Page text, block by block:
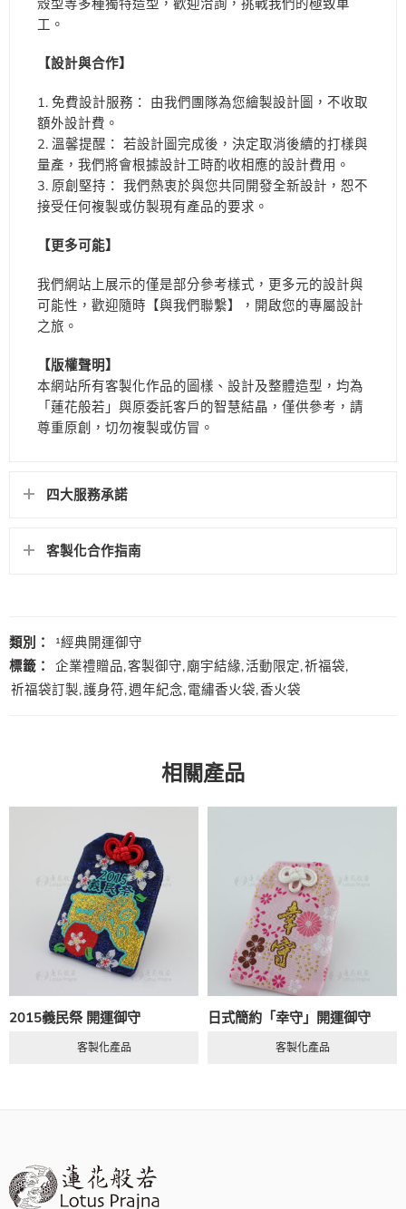
工。
【設計與合作】
免費設計服務： 由我們團隊為您繪製設計圖，不收取
額外設計費。
溫馨提醒： 若設計圖完成後，決定取消後續的打樣與
量產，我們將會根據設計工時酌收相應的設計費用。
原創堅持： 我們熱衷於與您共同開發全新設計，恕不
接受任何複製或仿製現有產品的要求。
【更多可能】
我們網站上展示的僅是部分參考樣式，更多元的設計與
可能性，歡迎隨時【與我們聯繫】，開啟您的專屬設計
之旅。
【版權聲明】
本網站所有客製化作品的圖樣、設計及整體造型，均為
「蓮花般若」與原委託客戶的智慧結晶，僅供參考，請
尊重原創，切勿複製或仿冒。
四大服務承諾
客製化合作指南
類別：
¹經典開運御守
標籤： 企業禮贈品,客製御守,廟宇結緣,活動限定,祈福袋,
祈福袋訂製,護身符,週年紀念,電繡香火袋,香火袋
相關產品
2015義民祭 開運御守
客製化產品
日式簡約「幸守」開運御守
客製化產品